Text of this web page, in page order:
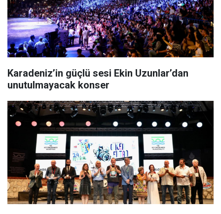
Karadeniz’in güçlü sesi Ekin Uzunlar’dan
unutulmayacak konser